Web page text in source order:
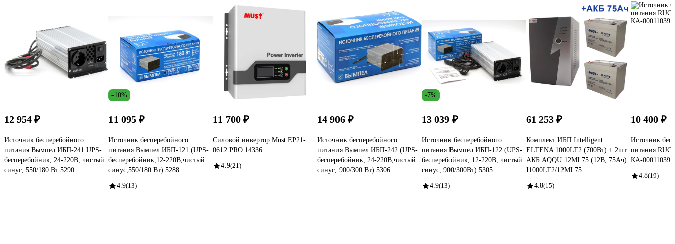
12 954 ₽
Источник бесперебойного
питания Вымпел ИБП-241 UPS-
бесперебойник, 24-220B, чистый
синус, 550/180 Вт 5290
-10%
11 095 ₽
Источник бесперебойного
питания Вымпел ИБП-121 (UPS-
бесперебойник,12-220B,чистый
синус,550/180 Вт) 5288
4.9(13)
11 700 ₽
Силовой инвертор Must EP21-
0612 PRO 14336
4.9(21)
14 906 ₽
Источник бесперебойного
питания Вымпел ИБП-242 (UPS-
бесперебойник, 24-220B,чистый
синус, 900/300 Вт) 5306
-7%
13 039 ₽
Источник бесперебойного
питания Вымпел ИБП-122 (UPS-
бесперебойник, 12-220B, чистый
синус, 900/300Вт) 5305
4.9(13)
61 253 ₽
Комплект ИБП Intelligent
ELTENA 1000LT2 (700Вт) + 2шт.
АКБ AQQU 12ML75 (12В, 75Ач)
I1000LT2/12ML75
4.8(15)
10 400 ₽
Источник
питания
КА-00011039
4.8(19)